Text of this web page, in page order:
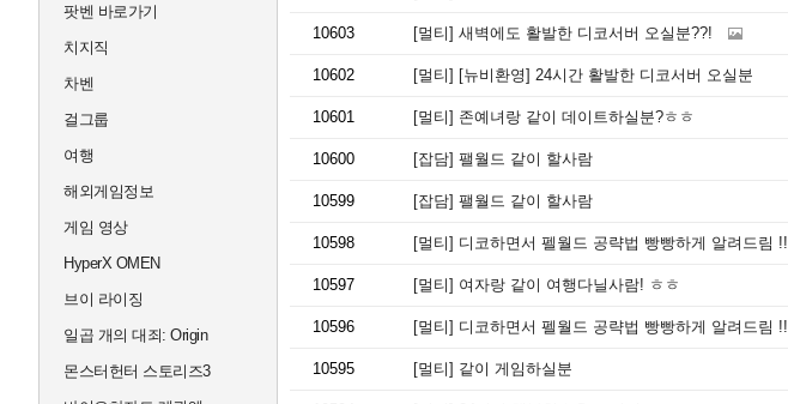
팟벤 바로가기
치지직
차벤
걸그룹
여행
해외게임정보
게임 영상
HyperX OMEN
브이 라이징
일곱 개의 대죄: Origin
몬스터헌터 스토리즈3
10603 [멀티] 새벽에도 활발한 디코서버 오실분??!
10602 [멀티] [뉴비환영] 24시간 활발한 디코서버 오실분
10601 [멀티] 존예녀랑 같이 데이트하실분?ㅎㅎ
10600 [잡담] 팰월드 같이 할사람
10599 [잡담] 팰월드 같이 할사람
10598 [멀티] 디코하면서 펠월드 공략법 빵빵하게 알려드림 !!
10597 [멀티] 여자랑 같이 여행다닐사람! ㅎㅎ
10596 [멀티] 디코하면서 펠월드 공략법 빵빵하게 알려드림 !!
10595 [멀티] 같이 게임하실분